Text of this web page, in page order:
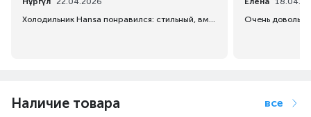
Холодильник Hansa понравился: стильный, вместительный и хорошо охлаждает. Работает достаточно тихо, за свою цену отличный вариант. Курьеры доставили быстро и аккуратно.
Очень
Наличие товара все